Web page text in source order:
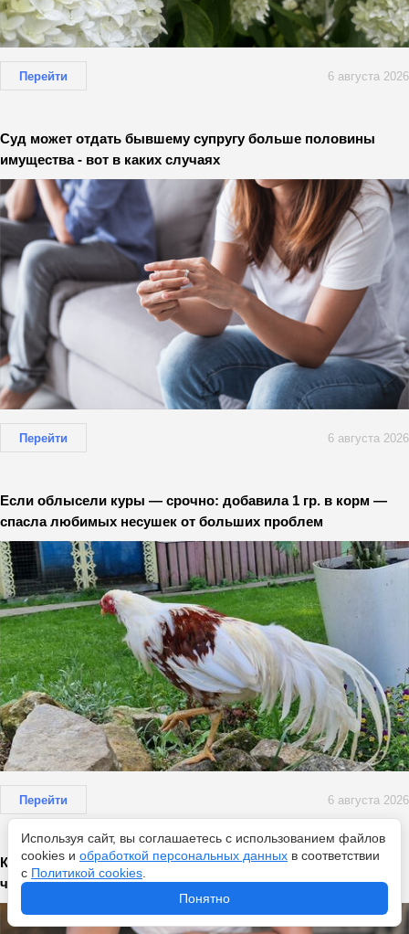
Перейти 6 августа 2026
Суд может отдать бывшему супругу больше половины
имущества - вот в каких случаях
Перейти 6 августа 2026
Если облысели куры — срочно: добавила 1 гр. в корм —
спасла любимых несушек от больших проблем
Перейти 6 августа 2026
Как я заказываю в ресторане, чтобы не переплачивать -
чек-лист от шефа
Используя сайт, вы соглашаетесь с использованием файлов
cookies и обработкой персональных данных в соответствии
с Политикой cookies
Понятно